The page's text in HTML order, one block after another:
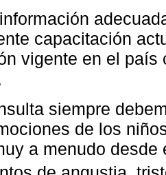
capacitación
vigente en el país
siempre
de los
a menudo